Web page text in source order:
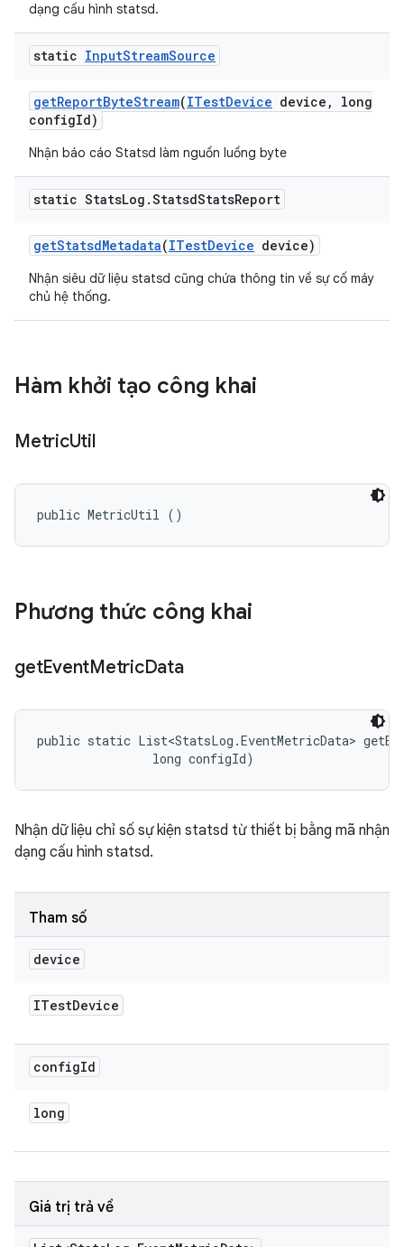
dạng cấu hình statsd.
static InputStreamSource
getReportByteStream(ITestDevice device ,
long
configId)
Nhận báo cáo Statsd làm nguồn luồng byte
static StatsLog .StatsdStatsReport
getStatsdMetadata(ITestDevice device)
Nhận siêu dữ liệu statsd cũng chứa thông tin về sự cố máy
chủ hệ thống.
Hàm khởi tạo công khai
MetricUtil
public MetricUtil ()
Phương thức công khai
getEventMetricData
public static List<StatsLog.EventMetricData>
                long configId)
Nhận dữ liệu chỉ số sự kiện statsd từ thiết bị bằng mã nhận
dạng cấu hình statsd.
Tham số
device
ITestDevice
configId
long
Giá trị trả về